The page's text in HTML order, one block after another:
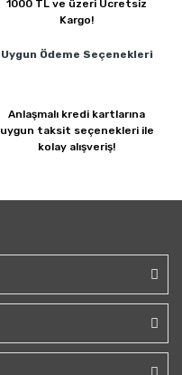
1000 TL ve üzeri Ücretsiz
Kargo!
Uygun Ödeme Seçenekleri
Anlaşmalı kredi kartlarına
uygun taksit seçenekleri ile
kolay alışveriş!